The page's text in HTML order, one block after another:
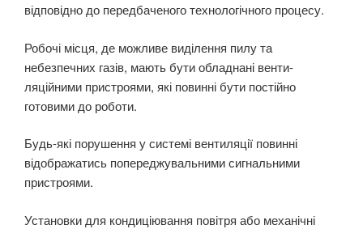
відповідно до передбаченого технологічного процесу.
Робочі місця, де можливе виділення пилу та
небезпечних газів, мають бути обладнані венти­
ляційними пристроями, які повинні бути постійно
готовими до роботи.
Будь-які порушення у системі вентиляції повинні
відображатись попереджувальними сигналь­ними
пристроями.
Установки для кондиціювання повітря або механічні